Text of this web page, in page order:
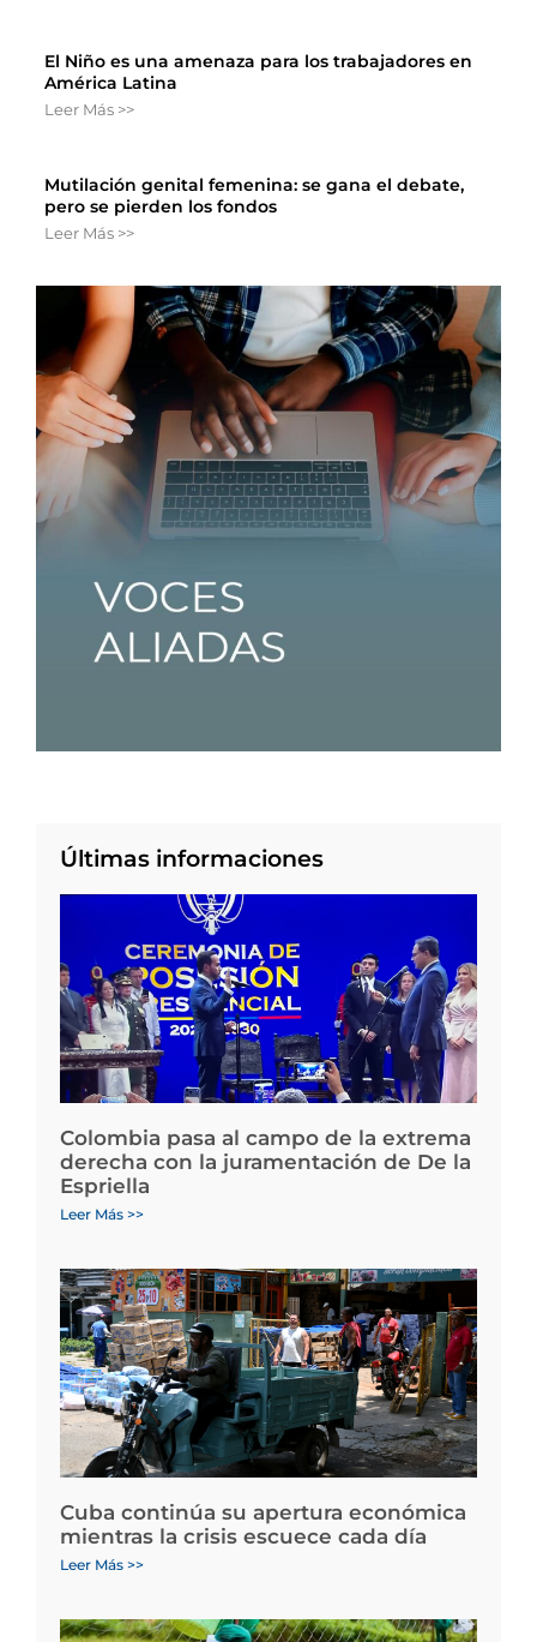
El Niño es una amenaza para los trabajadores en
América Latina
Leer Más >>
Mutilación genital femenina: se gana el debate,
pero se pierden los fondos
Leer Más >>
Últimas informaciones
Colombia pasa al campo de la extrema
derecha con la juramentación de De la
Espriella
Leer Más >>
Cuba continúa su apertura económica
mientras la crisis escuece cada día
Leer Más >>